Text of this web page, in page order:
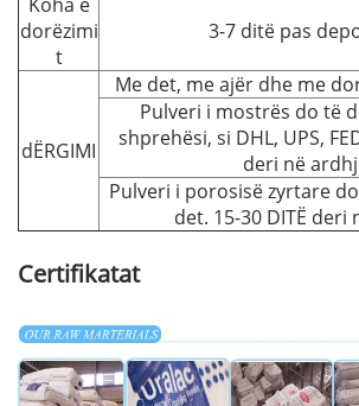
dorëzimi
t
3-7 ditë pas
dËRGIMI
Me det, me ajër dhe me
Pulveri i mostrës do të
shprehësi, si DHL, UPS,
deri në
Pulveri i porosisë zyrtare
det. 15-30 DITË deri
Certifikatat